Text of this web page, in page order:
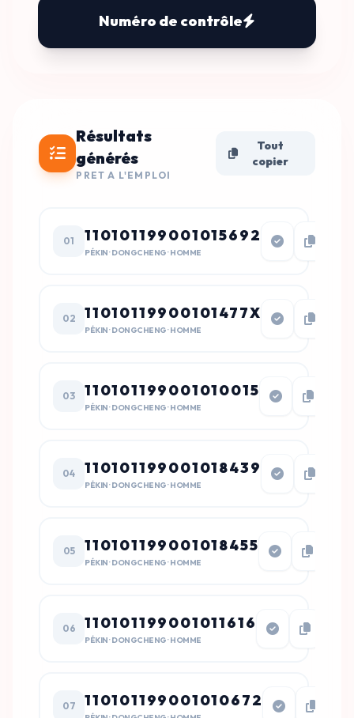
Numéro de contrôle
Résultats
générés
PRET A L'EMPLOI
Tout
copier
01 110101199001015692
PÉKIN · DONGCHENG · HOMME
02 11010119900101477X
PÉKIN · DONGCHENG · HOMME
03 110101199001010015
PÉKIN · DONGCHENG · HOMME
04 110101199001018439
PÉKIN · DONGCHENG · HOMME
05 110101199001018455
PÉKIN · DONGCHENG · HOMME
06 110101199001011616
PÉKIN · DONGCHENG · HOMME
07 110101199001010672